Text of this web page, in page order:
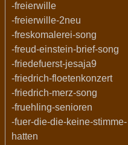
-freierwille
-freierwille-2neu
-freskomalerei-song
-freud-einstein-brief-song
-friedefuerst-jesaja9
-friedrich-floetenkonzert
-friedrich-merz-song
-fruehling-senioren
-fuer-die-die-keine-stimme-
hatten